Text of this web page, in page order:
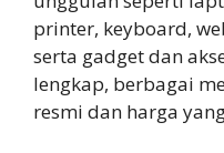
printer, keyboard,
serta gadget dan
lengkap, berbagai
resmi dan harga